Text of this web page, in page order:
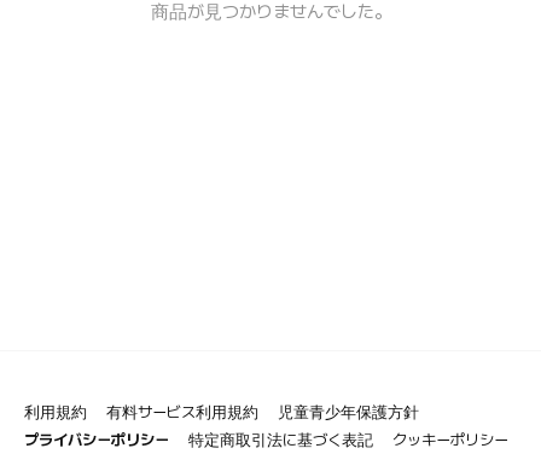
商品が見つかりませんでした。
利用規約 有料サービス利用規約
児童青少年保護方針
プライバシーポリシー
特定商取引法に基づく表記
クッキーポリシー